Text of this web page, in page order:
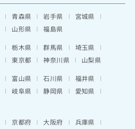
青森県 岩手県
宮城県
山形県
福島県
栃木県 群馬県
埼玉県
東京都 神奈川県
山梨県
富山県 石川県
福井県
岐阜県 静岡県
愛知県
京都府 大阪府
兵庫県